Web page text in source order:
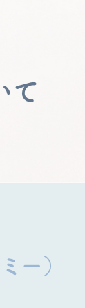
て
ー）